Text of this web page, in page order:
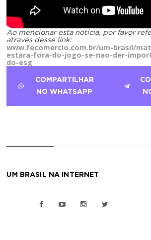
Ao mencionar esta notícia, por favor
através desse link:
www.fecomercio.com.br/um-brasil/
estara-fora-do-jogo-se-nao-der-
do-esg
COMPARTILHAR
NO WHATSAPP
UM BRASIL NA INTERNET